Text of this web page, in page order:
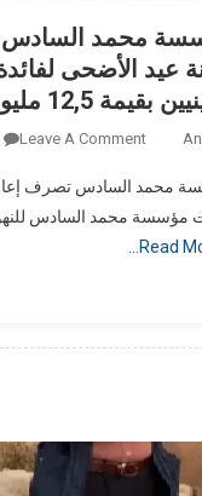
محمد
عيد الأضحى
بقيمة 12,5 مليون درهم
Leave A Comment
محمد السادس تصرف
مؤسسة محمد السادس
Read